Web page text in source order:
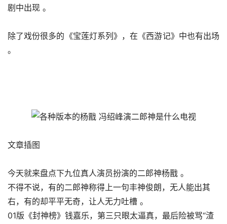
剧中出现 。
除了戏份很多的《宝莲灯系列》，在《西游记》中也有出场
。
文章插图
今天就来盘点下九位真人演员扮演的二郎神杨戬 。
不得不说，有的二郎神称得上一句丰神俊朗，无人能出其
右，有的却平平无奇，让人无力吐槽 。
01版《封神榜》钱嘉乐，第三只眼太逼真，最后险被骂“渣